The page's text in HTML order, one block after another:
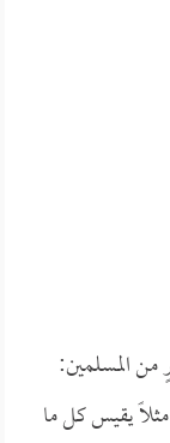
المسلمين:
يقيس كل ما